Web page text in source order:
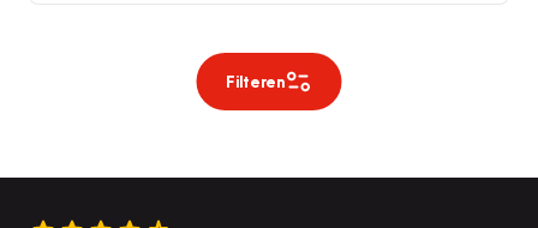
Filteren